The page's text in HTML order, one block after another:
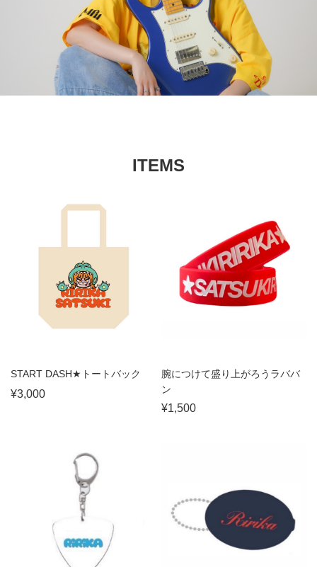
ITEMS
START DASH★トートバック
¥3,000
腕につけて盛り上がろうラババ
ン
¥1,500